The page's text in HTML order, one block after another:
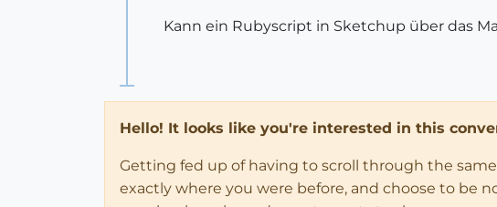
Kann ein Rubyscript in Sketchup über das
Hello! It looks like you're interested in this
Getting fed up of having to scroll through the
exactly where you were before, and choose to be